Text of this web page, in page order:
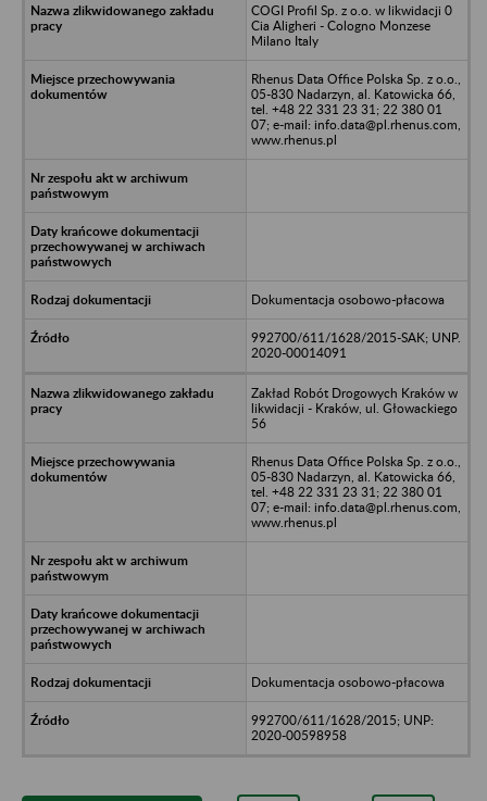
COGI Profil Sp. z o.o. w likwidacji 0
Cia Aligheri - Cologno Monzese
Milano Italy
Rhenus Data Office Polska Sp. z o.o.,
05-830 Nadarzyn, al. Katowicka 66,
tel. +48 22 331 23 31; 22 380 01
07; e-mail: info.data@pl.rhenus.com,
www.rhenus.pl
Dokumentacja osobowo-płacowa
992700/611/1628/2015-SAK; UNP.
2020-00014091
Zakład Robót Drogowych Kraków w
likwidacji - Kraków, ul. Głowackiego
56
Rhenus Data Office Polska Sp. z o.o.,
05-830 Nadarzyn, al. Katowicka 66,
tel. +48 22 331 23 31; 22 380 01
07; e-mail: info.data@pl.rhenus.com,
www.rhenus.pl
Dokumentacja osobowo-płacowa
992700/611/1628/2015; UNP:
2020-00598958